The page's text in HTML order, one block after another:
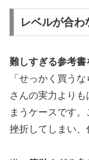
レベルが合
難しすぎる参考書
「せっかく買う
さんの実力より
まうケースです
挫折してしまい、